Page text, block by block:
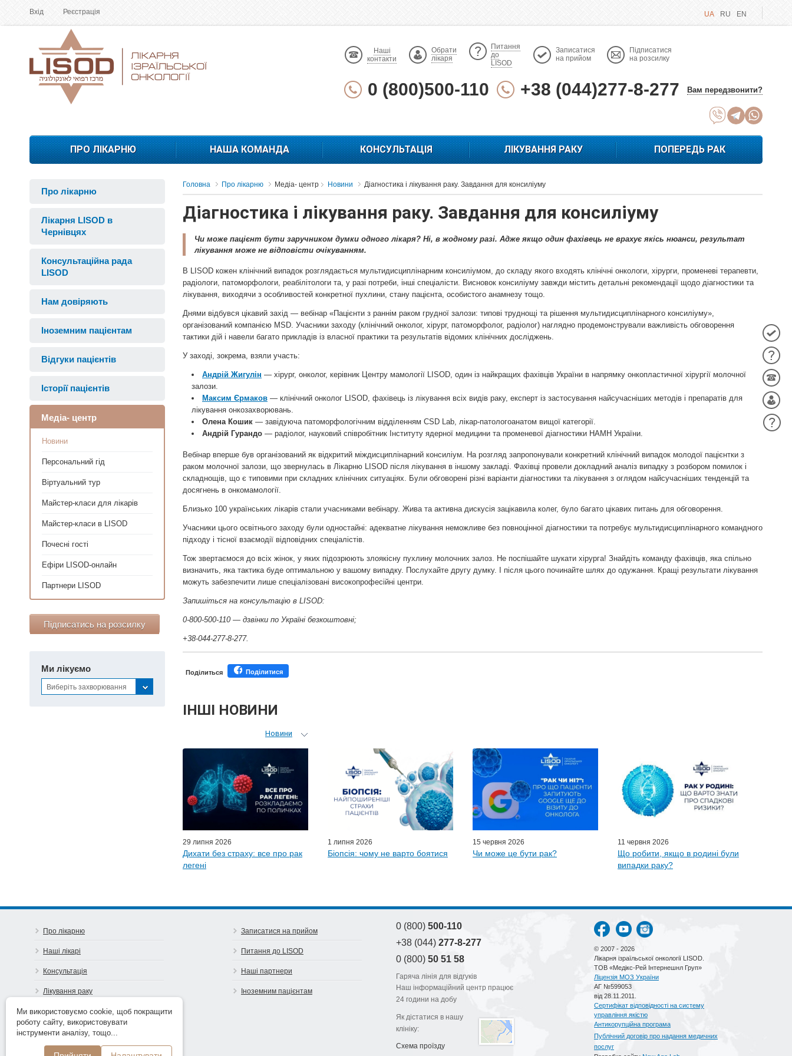
Вхід Реєстрація UA RU EN
Наші
контакти
Обрати
лікаря
Питання
до
LISOD
Записатися
на прийом
Підписатися
на розсилку
0 (800)500-110 +38 (044)277-8-277 Вам передзвонити?
ПРО ЛІКАРНЮ НАША КОМАНДА КОНСУЛЬТАЦІЯ ЛІКУВАННЯ РАКУ ПОПЕРЕДЬ РАК
Про лікарню
Лікарня LISOD в
Чернівцях
Консультаційна рада
LISOD
Нам довіряють
Іноземним пацієнтам
Відгуки пацієнтів
Історії пацієнтів
Медіа- центр
Новини
Персональний гід
Віртуальний тур
Майстер-класи для лікарів
Майстер-класи в LISOD
Почесні гості
Ефіри LISOD-онлайн
Партнери LISOD
Підписатись на розсилку
Ми лікуємо
Виберіть захворювання
Головна Про лікарню Медіа- центр Новини Діагностика і лікування раку. Завдання для консиліуму
Діагностика і лікування раку. Завдання для консиліуму
Чи може пацієнт бути заручником думки одного лікаря? Ні, в жодному разі. Адже якщо один фахівець не врахує якісь нюанси, результат
лікування може не відповісти очікуванням.
В LISOD кожен клінічний випадок розглядається мультидисциплінарним консиліумом, до складу якого входять клінічні онкологи, хірурги, променеві терапевти,
радіологи, патоморфологи, реабілітологи та, у разі потреби, інші спеціалісти. Висновок консиліуму завжди містить детальні рекомендації щодо діагностики та
лікування, виходячи з особливостей конкретної пухлини, стану пацієнта, особистого анамнезу тощо.
Днями відбувся цікавий захід — вебінар «Пацієнти з раннім раком грудної залози: типові труднощі та рішення мультидисциплінарного консиліуму»,
організований компанією MSD. Учасники заходу (клінічний онколог, хірург, патоморфолог, радіолог) наглядно продемонстрували важливість обговорення
тактики дій і навели багато прикладів із власної практики та результатів відомих клінічних досліджень.
У заході, зокрема, взяли участь:
Андрій Жигулін — хірург, онколог, керівник Центру мамології LISOD, один із найкращих фахівців України в напрямку онкопластичної хірургії молочної
залози.
Максим Єрмаков — клінічний онколог LISOD, фахівець із лікування всіх видів раку, експерт із застосування найсучасніших методів і препаратів для
лікування онкозахворювань.
Олена Кошик — завідуюча патоморфологічним відділенням CSD Lab, лікар-патологоанатом вищої категорії.
Андрій Гурандо — радіолог, науковий співробітник Інституту ядерної медицини та променевої діагностики НАМН України.
Вебінар вперше був організований як відкритий міждисциплінарний консиліум. На розгляд запропонували конкретний клінічний випадок молодої пацієнтки з
раком молочної залози, що звернулась в Лікарню LISOD після лікування в іншому закладі. Фахівці провели докладний аналіз випадку з розбором помилок і
складнощів, що є типовими при складних клінічних ситуаціях. Були обговорені різні варіанти діагностики та лікування з оглядом найсучасніших тенденцій та
досягнень в онкомамології.
Близько 100 українських лікарів стали учасниками вебінару. Жива та активна дискусія зацікавила колег, було багато цікавих питань для обговорення.
Учасники цього освітнього заходу були одностайні: адекватне лікування неможливе без повноцінної діагностики та потребує мультидисциплінарного командного
підходу і тісної взаємодії відповідних спеціалістів.
Тож звертаємося до всіх жінок, у яких підозрюють злоякісну пухлину молочних залоз. Не поспішайте шукати хірурга! Знайдіть команду фахівців, яка спільно
визначить, яка тактика буде оптимальною у вашому випадку. Послухайте другу думку. І після цього починайте шлях до одужання. Кращі результати лікування
можуть забезпечити лише спеціалізовані високопрофесійні центри.
Запишіться на консультацію в LISOD:
0-800-500-110 — дзвінки по Україні безкоштовні;
+38-044-277-8-277.
Поділиться Поділитися
ІНШІ НОВИНИ
Новини
Персональний гід
Майстер-класи для лікарів
Почесні гості
Ефіри LISOD-онлайн
Партнери LISOD
29 липня 2026
Дихати без страху: все про рак
легені
1 липня 2026
Біопсія: чому не варто боятися
15 червня 2026
Чи може це бути рак?
11 червня 2026
Що робити, якщо в родині були
випадки раку?
Про лікарню
Наші лікарі
Консультація
Лікування раку
Попередь рак
Контакти
Записатися на прийом
Питання до LISOD
Наші партнери
Іноземним пацієнтам
0 (800) 500-110
+38 (044) 277-8-277
0 (800) 50 51 58
Гаряча лінія для відгуків
Наш інформаційний центр працює
24 години на добу
Як дістатися в нашу
клініку:
Схема проїзду
© 2007 - 2026
Лікарня ізраїльської онкології LISOD.
ТОВ «Медікс-Рей Інтернешнл Груп»
Ліцензія МОЗ України
АГ №599053
від 28.11.2011.
Сертифікат відповідності на систему
управління якістю
Антикорупційна програма
Публічний договір про надання медичних
послуг
Ми використовуємо cookie, щоб покращити
роботу сайту, використовувати
інструменти аналізу, тощо...